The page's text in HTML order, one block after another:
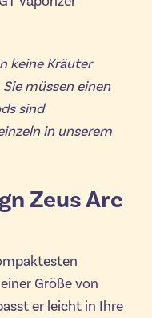
keine Kräuter
müssen einen
sind
in unserem
Zeus Arc
Größe von
er leicht in Ihre